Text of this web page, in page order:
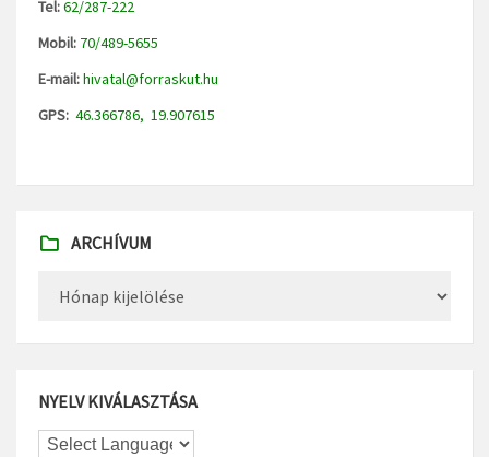
Tel:62/287-222
Mobil: 70/489-5655
E-mail:hivatal@forraskut.hu
GPS: 46.366786, 19.907615
ARCHÍVUM
NYELV KIVÁLASZTÁSA